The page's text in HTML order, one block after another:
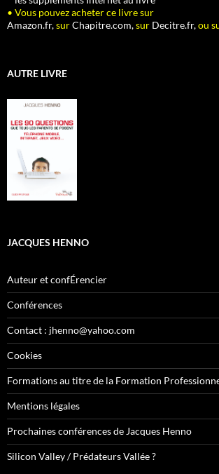
• Vous pouvez acheter ce livre sur
Amazon.fr,surChapitre.com,sur Decitre.fr,ou
AUTRE LIVRE
JACQUES HENNO
Auteur et confÉrencier
Conférences
Contact : jhenno@yahoo.com
Cookies
Formations au titre de la Formation
Mentions légales
Prochaines conférences de Jacques Henno
Silicon Valley / Prédateurs Vallée ?